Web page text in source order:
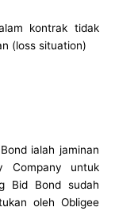
kontrak tidak
(loss situation)
ialah jaminan
Company untuk
Bid Bond sudah
oleh Obligee